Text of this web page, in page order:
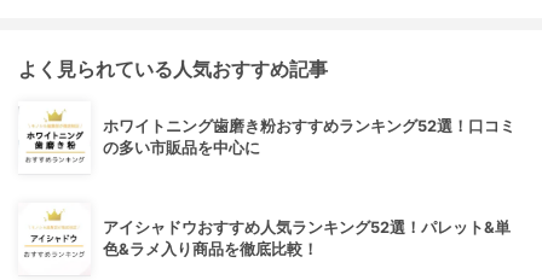
よく見られている人気おすすめ記事
ホワイトニング歯磨き粉おすすめランキング52選！口コミ
の多い市販品を中心に
アイシャドウおすすめ人気ランキング52選！パレット&単
色&ラメ入り商品を徹底比較！